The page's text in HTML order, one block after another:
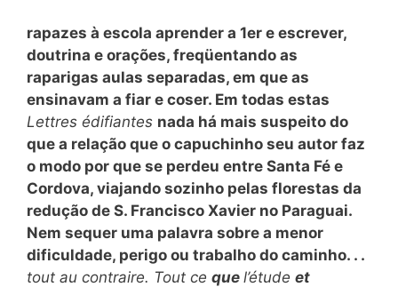
rapazes à escola aprender a 1er e escrever,
doutrina e orações, freqüentando as
raparigas aulas separadas, em que as
ensinavam a fiar e coser. Em todas estas
Lettres édifiantes nada há mais suspeito do
que a relação que o capuchinho seu autor faz
o modo por que se perdeu entre Santa Fé e
Cordova, viajando sozinho pelas florestas da
redução de S. Francisco Xavier no Paraguai.
Nem sequer uma palavra sobre a menor
dificuldade, perigo ou trabalho do caminho. . .
tout au contraire. Tout ce que l’étude et